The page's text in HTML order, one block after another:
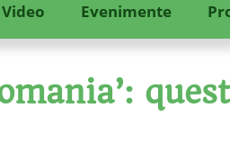
Evenimente